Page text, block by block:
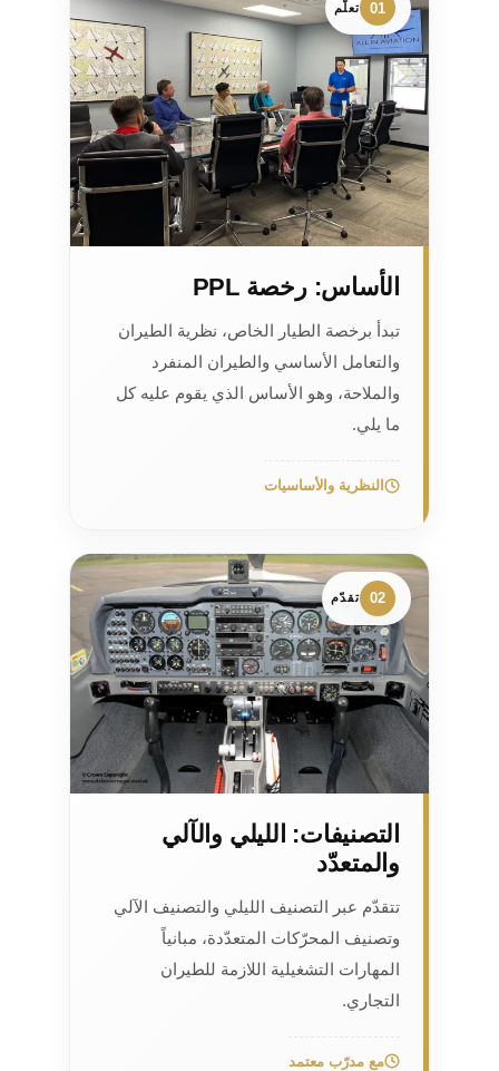
01 تعلّم
الأساس: رخصة PPL
تبدأ برخصة الطيار الخاص، نظرية الطيران
والتعامل الأساسي والطيران المنفرد
والملاحة، وهو الأساس الذي يقوم عليه كل
ما يلي.
النظرية والأساسيات
02 تقدّم
التصنيفات: الليلي والآلي
والمتعدّد
تتقدّم عبر التصنيف الليلي والتصنيف الآلي
وتصنيف المحرّكات المتعدّدة، مبانياً
المهارات التشغيلية اللازمة للطيران
التجاري.
مع مدرّب معتمد